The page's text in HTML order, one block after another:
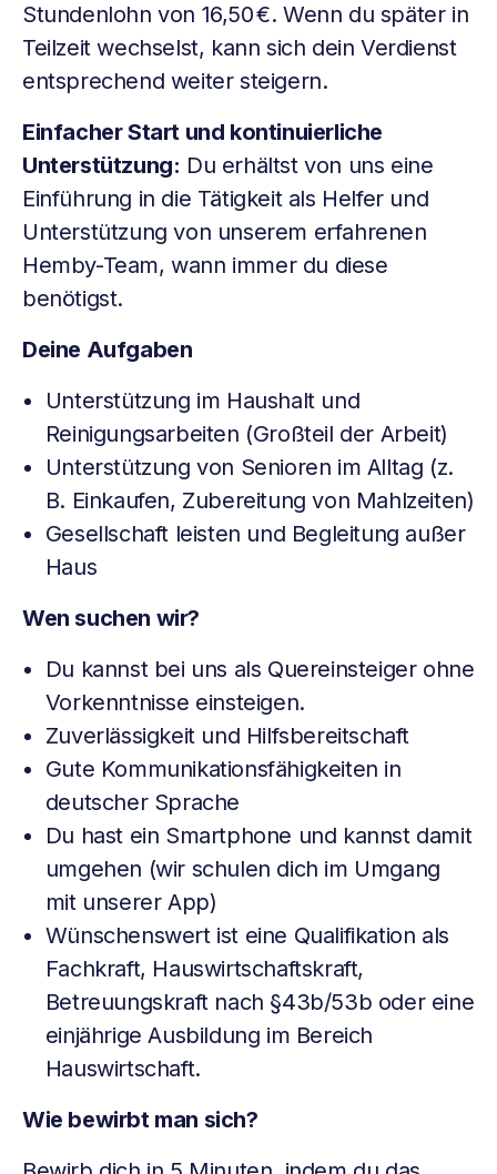
Stundenlohn von 16,50 €. Wenn du später in
Teilzeit wechselst, kann sich dein Verdienst
entsprechend weiter steigern.
Einfacher Start und kontinuierliche
Unterstützung: Du erhältst von uns eine
Einführung in die Tätigkeit als Helfer und
Unterstützung von unserem erfahrenen
Hemby-Team, wann immer du diese
benötigst.
Deine Aufgaben
Unterstützung im Haushalt und
Reinigungsarbeiten (Großteil der Arbeit)
Unterstützung von Senioren im Alltag (z.
B. Einkaufen, Zubereitung von Mahlzeiten)
Gesellschaft leisten und Begleitung außer
Haus
Wen suchen wir?
Du kannst bei uns als Quereinsteiger ohne
Vorkenntnisse einsteigen.
Zuverlässigkeit und Hilfsbereitschaft
Gute Kommunikationsfähigkeiten in
deutscher Sprache
Du hast ein Smartphone und kannst damit
umgehen (wir schulen dich im Umgang
mit unserer App)
Wünschenswert ist eine Qualifikation als
Fachkraft, Hauswirtschaftskraft,
Betreuungskraft nach §43b/53b oder eine
einjährige Ausbildung im Bereich
Hauswirtschaft.
Wie bewirbt man sich?